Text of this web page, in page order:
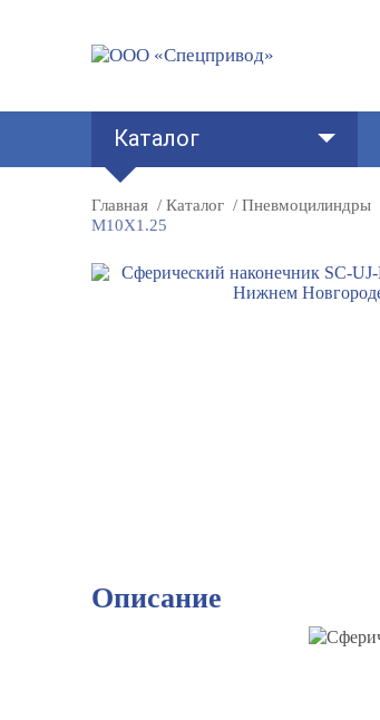
Каталог
Главная Каталог Пневмоцилиндры
M10X1.25
Описание